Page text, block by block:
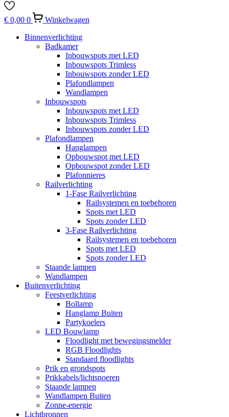
€ 0,00 0
Winkelwagen
Binnenverlichting
Badkamer
Inbouwspots met LED
Inbouwspots Trimless
Inbouwspots zonder LED
Plafondlampen
Wandlampen
Inbouwspots
Inbouwspots met LED
Inbouwspots Trimless
Inbouwspots zonder LED
Plafondlampen
Hanglampen
Opbouwspot met LED
Opbouwspot zonder LED
Plafonnieres
Railverlichting
1-Fase Railverlichting
Railsystemen en toebehoren
Spots met LED
Spots zonder LED
3-Fase Railverlichting
Railsystemen en toebehoren
Spots met LED
Spots zonder LED
Staande lampen
Wandlampen
Buitenverlichting
Feestverlichting
Bollamp
Hanglamp Buiten
Partykoelers
LED Bouwlamp
Floodlight met bewegingsmelder
RGB Floodlights
Standaard floodlights
Prik en grondspots
Prikkabels/lichtsnoeren
Staande lampen
Wandlampen Buiten
Zonne-energie
Lichtbronnen